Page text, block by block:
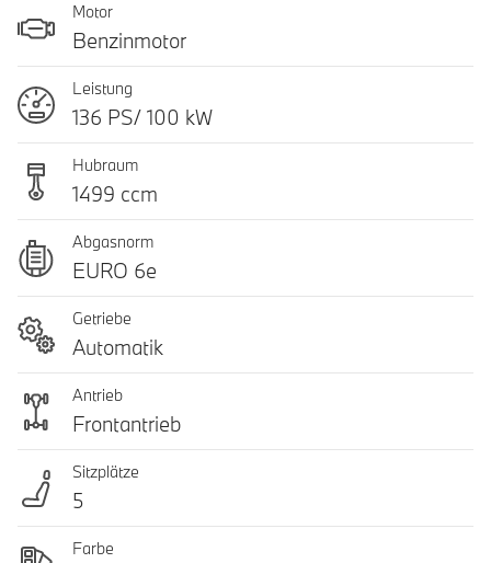
Motor
Benzinmotor
Leistung
136 PS/ 100 kW
Hubraum
1499 ccm
Abgasnorm
EURO 6e
Getriebe
Automatik
Antrieb
Frontantrieb
Sitzplätze
5
Farbe